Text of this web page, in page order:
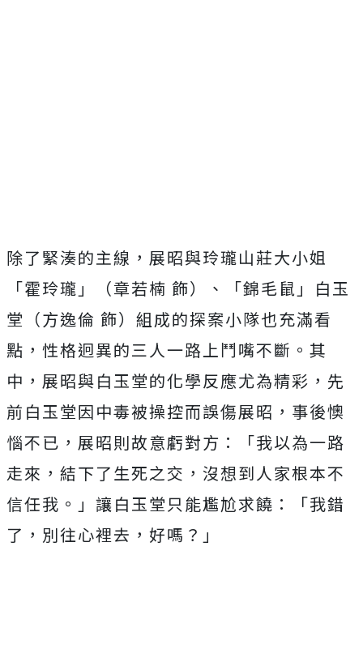
除了緊湊的主線，展昭與玲瓏山莊大小姐
「霍玲瓏」（章若楠 飾）、「錦毛鼠」白玉
堂（方逸倫 飾）組成的探案小隊也充滿看
點，性格迥異的三人一路上鬥嘴不斷。 其
中，展昭與白玉堂的化學反應尤為精彩， 先
前白玉堂因中毒被操控而誤傷展昭，事後懊
惱不已， 展昭則故意虧對方：「我以為一路
走來，結下了生死之交， 沒想到人家根本不
信任我。」讓白玉堂只能尷尬求饒：「我錯
了， 別往心裡去，好嗎？」